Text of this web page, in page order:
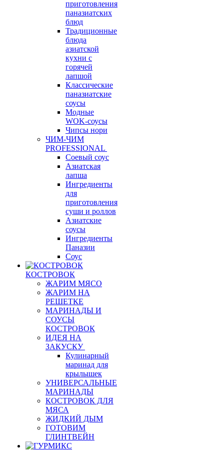
приготовления
паназиатских
блюд
Традиционные
блюда
азиатской
кухни с
горячей
лапшой
Классические
паназиатские
соусы
Модные
WOK-соусы
Чипсы нори
ЧИМ-ЧИМ
PROFESSIONAL
Соевый соус
Азиатская
лапша
Ингредиенты
для
приготовления
суши и роллов
Азиатские
соусы
Ингредиенты
Паназии
Соус
КОСТРОВОК
ЖАРИМ МЯСО
ЖАРИМ НА
РЕШЕТКЕ
МАРИНАДЫ И
СОУСЫ
КОСТРОВОК
ИДЕЯ НА
ЗАКУСКУ
Кулинарный
маринад для
крылышек
УНИВЕРСАЛЬНЫЕ
МАРИНАДЫ
КОСТРОВОК ДЛЯ
МЯСА
ЖИДКИЙ ДЫМ
ГОТОВИМ
ГЛИНТВЕЙН